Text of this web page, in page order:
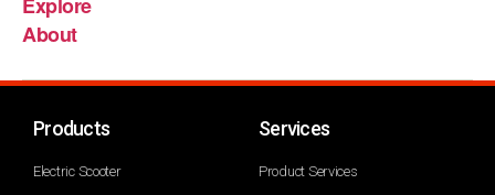
About
Products
Electric Scooter
Services
Product Services